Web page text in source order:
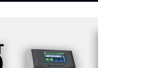
rešenja za
i logističke